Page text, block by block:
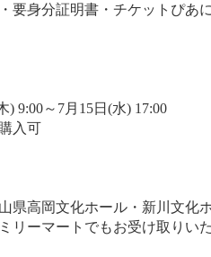
要身分証明書・チケットぴあ
9:00～7月15日(水) 17:00
入可
県高岡文化ホール・新川文化
リーマートでもお受け取りい